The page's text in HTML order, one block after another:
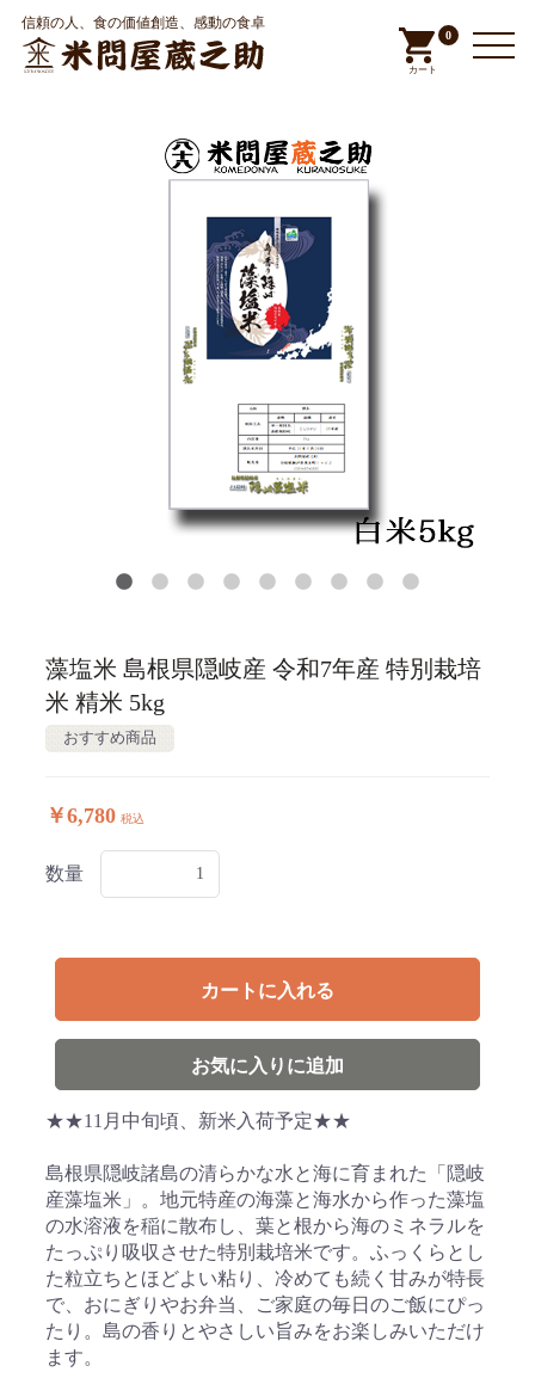
信頼の人、食の価値創造、感動の食卓
0
カート
藻塩米 島根県隠岐産 令和7年産 特別栽培
米 精米 5kg
おすすめ商品
￥6,780 税込
数量
カートに入れる
お気に入りに追加
★★11月中旬頃、新米入荷予定★★
島根県隠岐諸島の清らかな水と海に育まれた「隠岐
産藻塩米」。地元特産の海藻と海水から作った藻塩
の水溶液を稲に散布し、葉と根から海のミネラルを
たっぷり吸収させた特別栽培米です。ふっくらとし
た粒立ちとほどよい粘り、冷めても続く甘みが特長
で、おにぎりやお弁当、ご家庭の毎日のご飯にぴっ
たり。島の香りとやさしい旨みをお楽しみいただけ
ます。